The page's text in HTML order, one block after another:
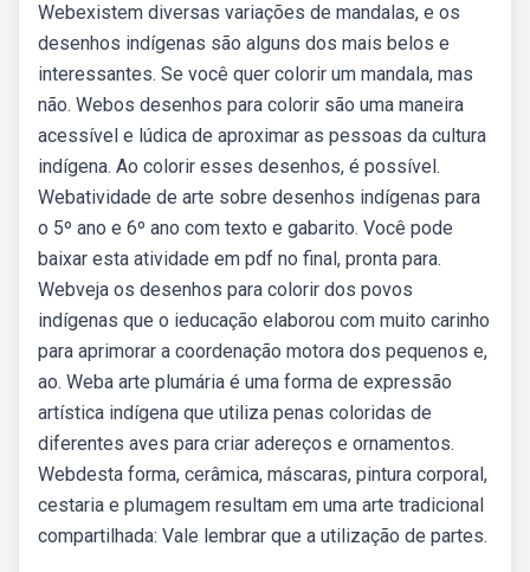
Webexistem diversas variações de mandalas, e os
desenhos indígenas são alguns dos mais belos e
interessantes. Se você quer colorir um mandala, mas
não. Webos desenhos para colorir são uma maneira
acessível e lúdica de aproximar as pessoas da cultura
indígena. Ao colorir esses desenhos, é possível.
Webatividade de arte sobre desenhos indígenas para
o 5º ano e 6º ano com texto e gabarito. Você pode
baixar esta atividade em pdf no final, pronta para.
Webveja os desenhos para colorir dos povos
indígenas que o ieducação elaborou com muito carinho
para aprimorar a coordenação motora dos pequenos e,
ao. Weba arte plumária é uma forma de expressão
artística indígena que utiliza penas coloridas de
diferentes aves para criar adereços e ornamentos.
Webdesta forma, cerâmica, máscaras, pintura corporal,
cestaria e plumagem resultam em uma arte tradicional
compartilhada: Vale lembrar que a utilização de partes.